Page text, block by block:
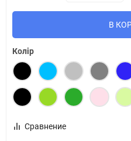
В
Колір
Сравнение